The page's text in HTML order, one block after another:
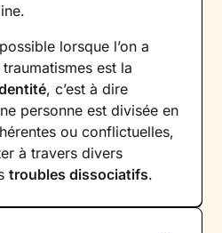
lorsque l’on a
est la
, c’est à dire
personne est divisée en
ou conflictuelles,
à travers divers
troubles dissociatifs.